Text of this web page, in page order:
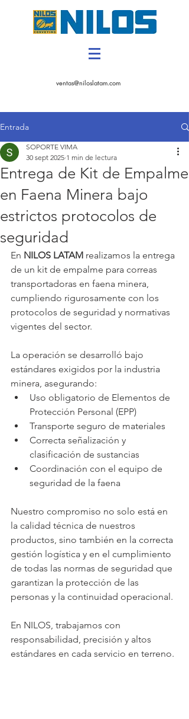
CONTACTANOS
ventas@niloslatam.com
Entrada
Entrega de Kit de Empalme
en Faena Minera bajo
estrictos protocolos de
seguridad
SOPORTE VIMA
30 sept 2025 1 min de lectura
En NILOS LATAM realizamos la entrega
de un kit de empalme para correas
transportadoras en faena minera,
cumpliendo rigurosamente con los
protocolos de seguridad y normativas
vigentes del sector.
La operación se desarrolló bajo
estándares exigidos por la industria
minera, asegurando:
Uso obligatorio de Elementos de
Protección Personal (EPP)
Transporte seguro de materiales
Correcta señalización y
clasificación de sustancias
Coordinación con el equipo de
seguridad de la faena
Nuestro compromiso no solo está en
la calidad técnica de nuestros
productos, sino también en la correcta
gestión logística y en el cumplimiento
de todas las normas de seguridad que
garantizan la protección de las
personas y la continuidad operacional.
En NILOS, trabajamos con
responsabilidad, precisión y altos
estándares en cada servicio en terreno.